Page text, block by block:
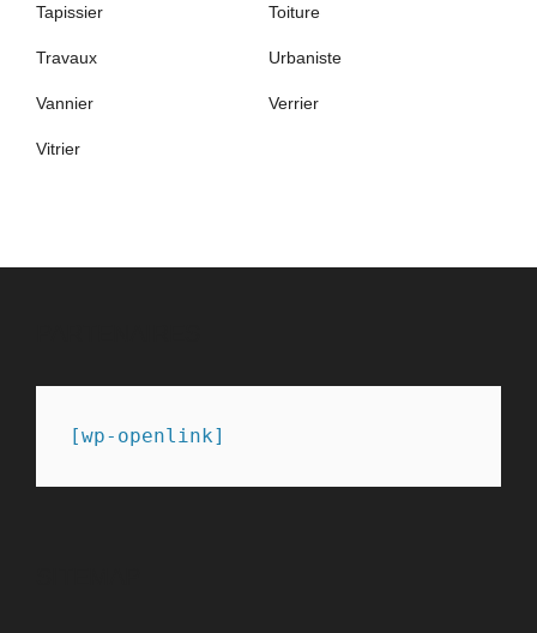
Tapissier Toiture
Travaux Urbaniste
Vannier Verrier
Vitrier
[wp-openlink]